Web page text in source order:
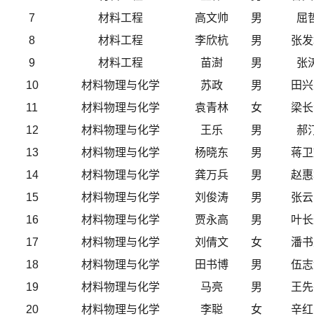
7
材料工程 高文帅 男
屈
8
材料工程 李欣杭 男
张
9
材料工程 苗澍 男
张
10
材料物理与化学 苏政 男
田
11
材料物理与化学 袁青林 女
梁
12
材料物理与化学 王乐 男
郝
13
材料物理与化学 杨晓东 男
蒋
14
材料物理与化学 龚万兵 男
赵
15
材料物理与化学 刘俊涛 男
张
16
材料物理与化学 贾永高 男
叶
17
材料物理与化学 刘倩文 女
潘
18
材料物理与化学 田书博 男
伍
19
材料物理与化学 马亮 男
王
20
材料物理与化学 李聪 女
辛